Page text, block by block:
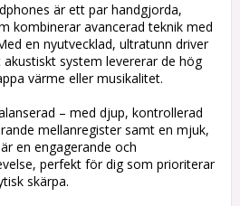
är ett par handgjorda,
kombinerar avancerad teknik med
en nyutvecklad, ultratunn driver
system levererar de hög
värme eller musikalitet.
– med djup, kontrollerad
mellanregister samt en mjuk,
en engagerande och
perfekt för dig som prioriterar
skärpa.